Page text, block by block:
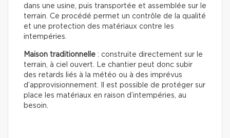
dans une usine, puis transportée et assemblée sur le
terrain. Ce procédé permet un contrôle de la qualité
et une protection des matériaux contre les
intempéries.
Maison traditionnelle : construite directement sur le
terrain, à ciel ouvert. Le chantier peut donc subir
des retards liés à la météo ou à des imprévus
d’approvisionnement. Il est possible de protéger sur
place les matériaux en raison d’intempéries, au
besoin.